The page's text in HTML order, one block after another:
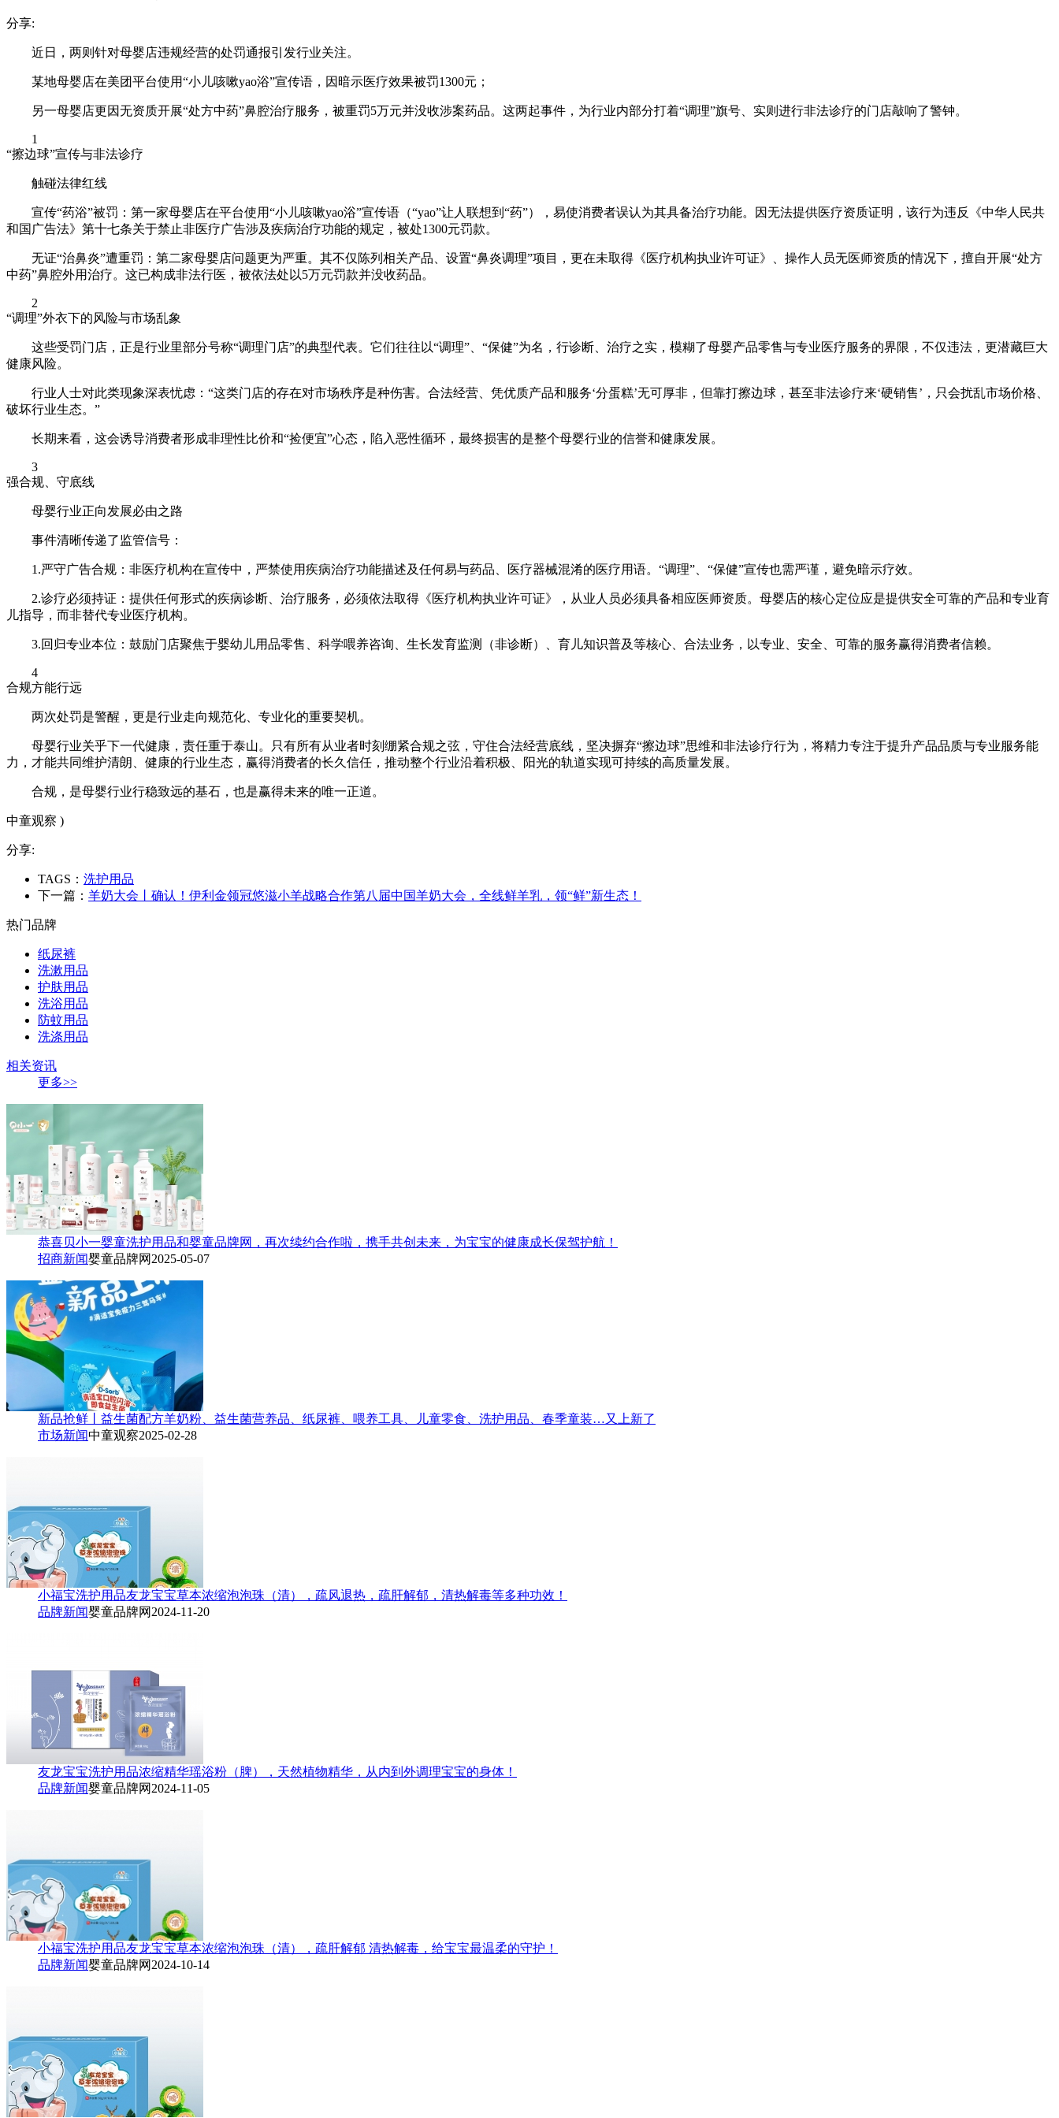
分享:
近日，两则针对母婴店违规经营的处罚通报引发行业关注。
某地母婴店在美团平台使用“小儿咳嗽yao浴”宣传语，因暗示医疗效果被罚1300元；
另一母婴店更因无资质开展“处方中药”鼻腔治疗服务，被重罚5万元并没收涉案药品。这两起事件，为行业内部分打着“调理”旗号、实则进行非法诊疗的门店敲响了警钟。
1
“擦边球”宣传与非法诊疗
触碰法律红线
宣传“药浴”被罚：第一家母婴店在平台使用“小儿咳嗽yao浴”宣传语（“yao”让人联想到“药”），易使消费者误认为其具备治疗功能。因无法提供医疗资质证明，该行为违反《中华人民共
和国广告法》第十七条关于禁止非医疗广告涉及疾病治疗功能的规定，被处1300元罚款。
无证“治鼻炎”遭重罚：第二家母婴店问题更为严重。其不仅陈列相关产品、设置“鼻炎调理”项目，更在未取得《医疗机构执业许可证》、操作人员无医师资质的情况下，擅自开展“处方
中药”鼻腔外用治疗。这已构成非法行医，被依法处以5万元罚款并没收药品。
2
“调理”外衣下的风险与市场乱象
这些受罚门店，正是行业里部分号称“调理门店”的典型代表。它们往往以“调理”、“保健”为名，行诊断、治疗之实，模糊了母婴产品零售与专业医疗服务的界限，不仅违法，更潜藏巨大
健康风险。
行业人士对此类现象深表忧虑：“这类门店的存在对市场秩序是种伤害。合法经营、凭优质产品和服务‘分蛋糕’无可厚非，但靠打擦边球，甚至非法诊疗来‘硬销售’，只会扰乱市场价格、
破坏行业生态。”
长期来看，这会诱导消费者形成非理性比价和“捡便宜”心态，陷入恶性循环，最终损害的是整个母婴行业的信誉和健康发展。
3
强合规、守底线
母婴行业正向发展必由之路
事件清晰传递了监管信号：
1.严守广告合规：非医疗机构在宣传中，严禁使用疾病治疗功能描述及任何易与药品、医疗器械混淆的医疗用语。“调理”、“保健”宣传也需严谨，避免暗示疗效。
2.诊疗必须持证：提供任何形式的疾病诊断、治疗服务，必须依法取得《医疗机构执业许可证》，从业人员必须具备相应医师资质。母婴店的核心定位应是提供安全可靠的产品和专业育
儿指导，而非替代专业医疗机构。
3.回归专业本位：鼓励门店聚焦于婴幼儿用品零售、科学喂养咨询、生长发育监测（非诊断）、育儿知识普及等核心、合法业务，以专业、安全、可靠的服务赢得消费者信赖。
4
合规方能行远
两次处罚是警醒，更是行业走向规范化、专业化的重要契机。
母婴行业关乎下一代健康，责任重于泰山。只有所有从业者时刻绷紧合规之弦，守住合法经营底线，坚决摒弃“擦边球”思维和非法诊疗行为，将精力专注于提升产品品质与专业服务能
力，才能共同维护清朗、健康的行业生态，赢得消费者的长久信任，推动整个行业沿着积极、阳光的轨道实现可持续的高质量发展。
合规，是母婴行业行稳致远的基石，也是赢得未来的唯一正道。
中童观察 )
分享:
TAGS： 洗护用品
下一篇： 羊奶大会丨确认！伊利金领冠悠滋小羊战略合作第八届中国羊奶大会，全线鲜羊乳，领“鲜”新生态！
热门品牌
纸尿裤
洗漱用品
护肤用品
洗浴用品
防蚊用品
洗涤用品
相关资讯
更多>>
恭喜贝小一婴童洗护用品和婴童品牌网，再次续约合作啦，携手共创未来，为宝宝的健康成长保驾护航！
招商新闻婴童品牌网 2025-05-07
新品抢鲜丨益生菌配方羊奶粉、益生菌营养品、纸尿裤、喂养工具、儿童零食、洗护用品、春季童装…又上新了
市场新闻中童观察2025-02-28
小福宝洗护用品友龙宝宝草本浓缩泡泡珠（清），疏风退热，疏肝解郁，清热解毒等多种功效！
品牌新闻婴童品牌网 2024-11-20
友龙宝宝洗护用品浓缩精华瑶浴粉（脾），天然植物精华，从内到外调理宝宝的身体！
品牌新闻婴童品牌网 2024-11-05
小福宝洗护用品友龙宝宝草本浓缩泡泡珠（清），疏肝解郁 清热解毒，给宝宝最温柔的守护！
品牌新闻婴童品牌网 2024-10-14